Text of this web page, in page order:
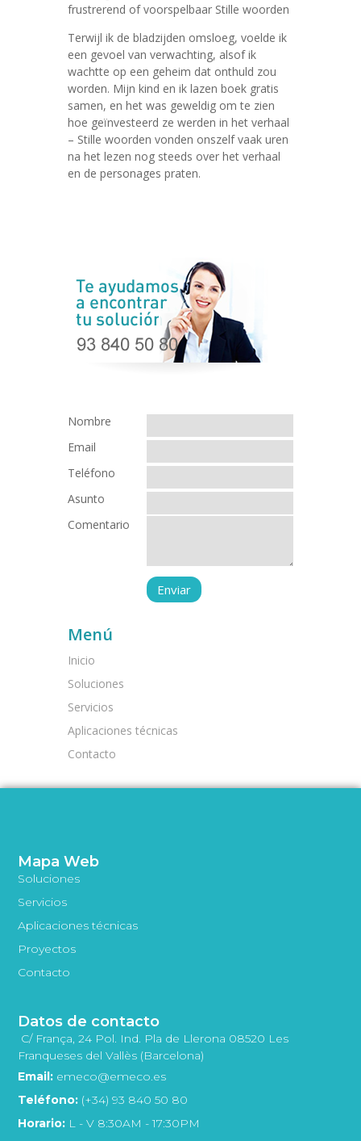
frustrerend of voorspelbaar Stille woorden
Terwijl ik de bladzijden omsloeg, voelde ik
een gevoel van verwachting, alsof ik
wachtte op een geheim dat onthuld zou
worden. Mijn kind en ik lazen boek gratis
samen, en het was geweldig om te zien
hoe geïnvesteerd ze werden in het verhaal
– Stille woorden vonden onszelf vaak uren
na het lezen nog steeds over het verhaal
en de personages praten.
Nombre
Email
Teléfono
Asunto
Comentario
Menú
Inicio
Soluciones
Servicios
Aplicaciones técnicas
Contacto
Mapa Web
Soluciones
Servicios
Aplicaciones técnicas
Proyectos
Contacto
Datos de contacto
C/ França, 24 Pol. Ind. Pla de Llerona 08520 Les
Franqueses del Vallès (Barcelona)
Email: emeco@emeco.es
Teléfono: (+34) 93 840 50 80
Horario: L - V 8:30AM - 17:30PM